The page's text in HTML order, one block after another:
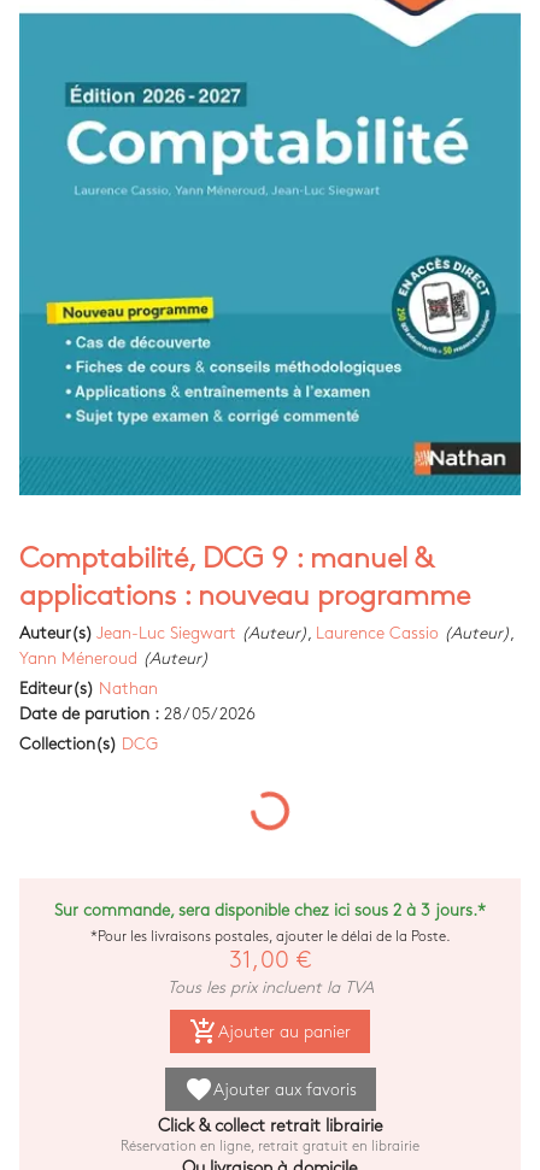
Comptabilité, DCG 9 : manuel &
applications : nouveau programme
Auteur(s) Jean-Luc Siegwart (Auteur) Laurence Cassio (Auteur)
Yann Méneroud (Auteur)
Editeur(s) Nathan
Date de parution : 28/05/2026
Collection(s)
DCG
Sur commande, sera disponible chez ici sous 2 à 3 jours.*
*Pour les livraisons postales, ajouter le délai de la Poste.
31,00 €
Tous les prix incluent la TVA
add_shopping_cart Ajouter au panier
favoriteAjouter aux favoris
Click & collect retrait librairie
Réservation en ligne, retrait gratuit en librairie